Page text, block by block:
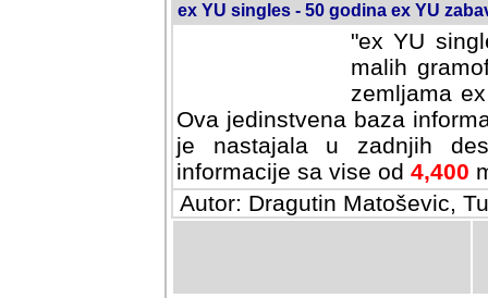
ex YU singles - 50 godina ex YU
"ex YU
malih
zemljama
Ova jedinstvena baza
je nastajala u zadnjih
informacije sa vise od 4,400
Autor: Dragutin Matoševic,